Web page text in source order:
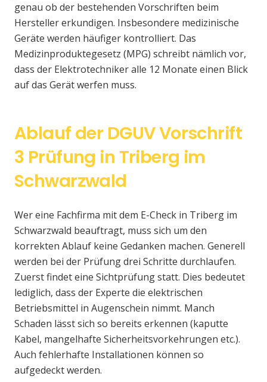
genau ob der bestehenden Vorschriften beim
Hersteller erkundigen. Insbesondere medizinische
Geräte werden häufiger kontrolliert. Das
Medizinproduktegesetz (MPG) schreibt nämlich vor,
dass der Elektrotechniker alle 12 Monate einen Blick
auf das Gerät werfen muss.
Ablauf der DGUV Vorschrift
3 Prüfung in Triberg im
Schwarzwald
Wer eine Fachfirma mit dem E-Check in Triberg im
Schwarzwald beauftragt, muss sich um den
korrekten Ablauf keine Gedanken machen. Generell
werden bei der Prüfung drei Schritte durchlaufen.
Zuerst findet eine Sichtprüfung statt. Dies bedeutet
lediglich, dass der Experte die elektrischen
Betriebsmittel in Augenschein nimmt. Manch
Schaden lässt sich so bereits erkennen (kaputte
Kabel, mangelhafte Sicherheitsvorkehrungen etc.).
Auch fehlerhafte Installationen können so
aufgedeckt werden.